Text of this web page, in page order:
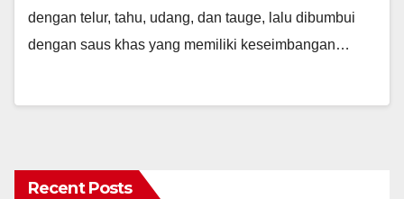
dengan telur, tahu, udang, dan tauge, lalu dibumbui
dengan saus khas yang memiliki keseimbangan…
Recent Posts